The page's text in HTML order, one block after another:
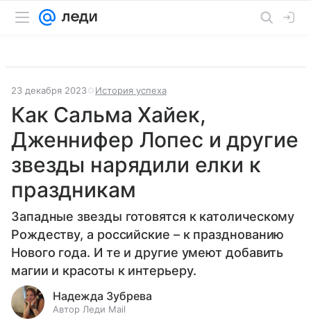
23 декабря 2023 История успеха
Как Сальма Хайек,
Дженнифер Лопес и другие
звезды нарядили елки к
праздникам
Западные звезды готовятся к католическому
Рождеству, а российские – к празднованию
Нового года. И те и другие умеют добавить
магии и красоты к интерьеру.
Надежда Зубрева
Автор Леди Mail